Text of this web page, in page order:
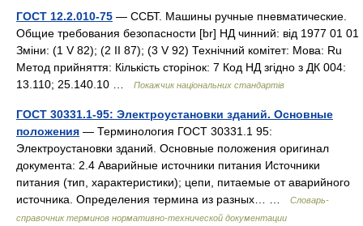
ГОСТ 12.2.010-75 — ССБТ. Машины ручные пневматические.
Общие требования безопасности [br] НД чинний: від 1977 01 01
Зміни: (1 V 82); (2 II 87); (3 V 92) Технічний комітет: Мова: Ru
Метод прийняття: Кількість сторінок: 7 Код НД згідно з ДК 004:
13.110; 25.140.10 …
Покажчик національних стандартів
ГОСТ 30331.1-95: Электроустановки зданий. Основные
положения — Терминология ГОСТ 30331.1 95:
Электроустановки зданий. Основные положения оригинал
документа: 2.4 Аварийные источники питания Источники
питания (тип, характеристики); цепи, питаемые от аварийного
источника. Определения термина из разных… …
Словарь-
справочник терминов нормативно-технической документации